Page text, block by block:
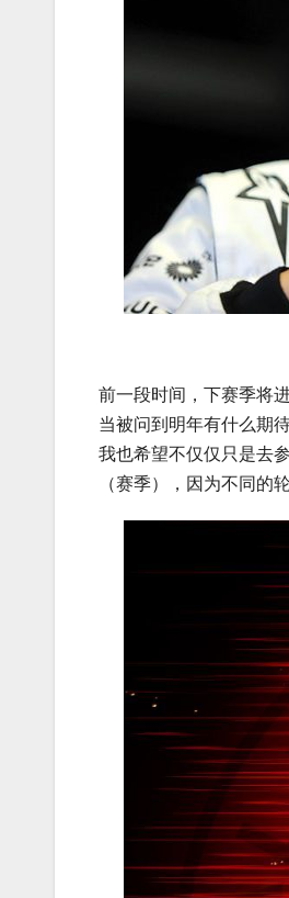
前一段时间，下赛季将
当被问到明年有什么期
我也希望不仅仅只是去
（赛季），因为不同的